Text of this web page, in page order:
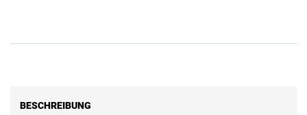
BESCHREIBUNG